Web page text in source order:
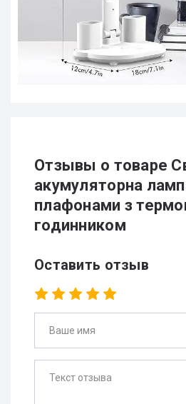
Отзывы о товаре
акумуляторна
плафонами з
годинником
Оставить отзыв